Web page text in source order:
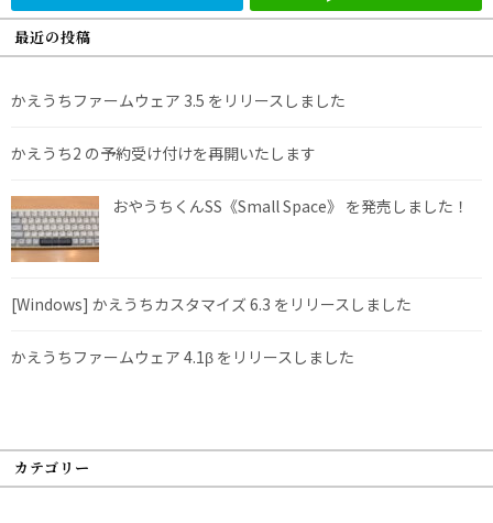
最近の投稿
かえうちファームウェア 3.5 をリリースしました
かえうち2 の予約受け付けを再開いたします
おやうちくんSS《Small Space》 を発売しました！
[Windows] かえうちカスタマイズ 6.3 をリリースしました
かえうちファームウェア 4.1β をリリースしました
カテゴリー